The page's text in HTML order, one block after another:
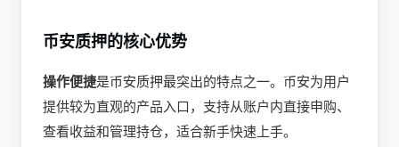
币安质押的核心优势
操作便捷是币安质押最突出的特点之一。币安为用户
提供较为直观的产品入口，支持从账户内直接申购、
查看收益和管理持仓，适合新手快速上手。